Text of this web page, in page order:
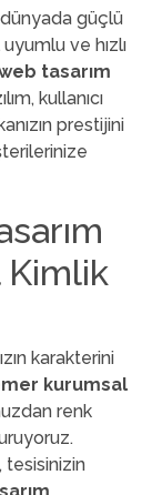
güçlü
ve hızlı
tasarım
kullanıcı
prestijini
Kimlik
karakterini
kurumsal
renk
tesisinizin